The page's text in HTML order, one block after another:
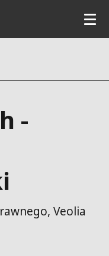
-
Veolia